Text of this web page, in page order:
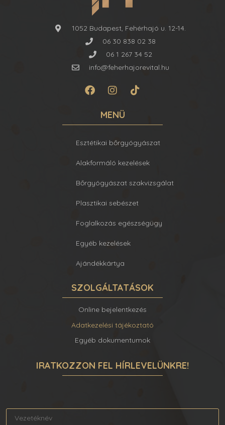
1052 Budapest, Fehérhajó u. 12-14.
06 30 838 02 38
06 1 267 34 52
info@feherhajorevital.hu
MENÜ
Esztétikai bőrgyógyászat
Alakformáló kezelések
Bőrgyógyászat szakvizsgálat
Plasztikai sebészet
Foglalkozás egészségügy
Egyéb kezelések
Ajándékkártya
SZOLGÁLTATÁSOK
Online bejelentkezés
Adatkezelési tájékoztató
Egyéb dokumentumok
IRATKOZZON FEL HÍRLEVELÜNKRE!